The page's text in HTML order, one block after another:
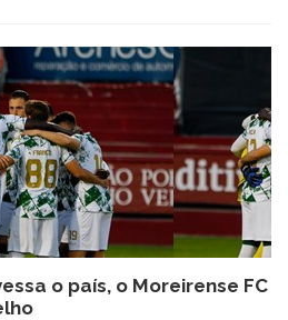
o país, o Moreirense FC